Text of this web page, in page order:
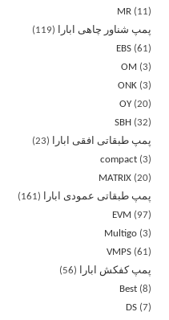
MR
11
پمپ شناور چاهی ابارا
119
EBS 61
OM
3
ONK 3
OY 20
SBH
32
پمپ طبقاتی افقی ابارا
23
compact 3
MATRIX 20
پمپ طبقاتی عمودی ابارا
161
EVM
97
Multigo 3
VMPS 61
پمپ کفکش ابارا
56
Best 8
DS 7